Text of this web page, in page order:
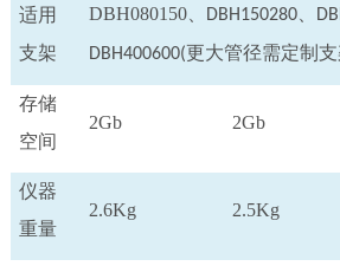
适用
支架
DBH080150、 DBH150280、
DBH400600(更大管径需定制支
存储
空间
2Gb 2Gb
仪器
重量
2.6Kg 2.5Kg